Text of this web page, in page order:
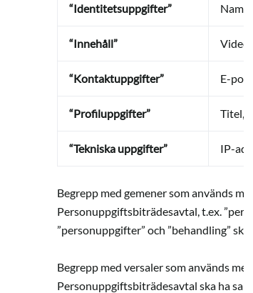
“Identitetsuppgifter”
“Innehåll”
“Kontaktuppgifter” E-
“Profiluppgifter” Titel,
“Tekniska uppgifter” IP-
Begrepp med gemener som används
Personuppgiftsbiträdesavtal, t.ex.
”personuppgifter” och ”behandling”
Begrepp med versaler som används
Personuppgiftsbiträdesavtal ska ha